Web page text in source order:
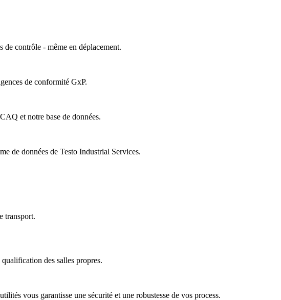
contrôle - même en déplacement.
de conformité GxP.
et notre base de données.
de données de Testo Industrial Services.
transport.
des salles propres.
vous garantisse une sécurité et une robustesse de vos process.